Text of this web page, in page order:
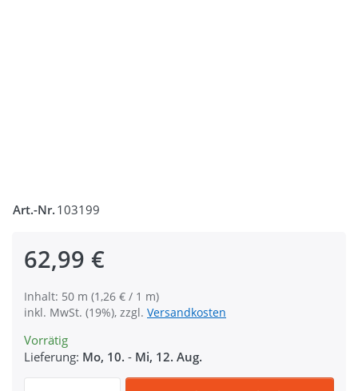
Art.-Nr. 103199
62,99 €
Inhalt: 50 m (1,26 € / 1 m)
inkl. MwSt. (19%), zzgl. Versandkosten
Vorrätig
Lieferung: Mo, 10. - Mi, 12. Aug.
50m Schlauchgurt /Schlauchband aus